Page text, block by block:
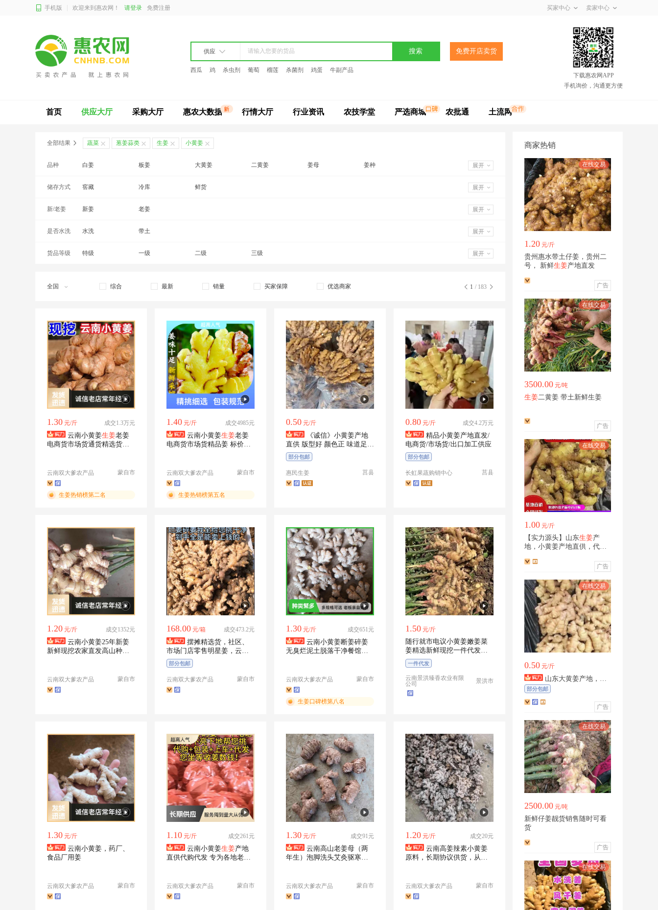
手机版 欢迎来到惠农网！ 请登录 免费注册 买家中心 卖家中心
供应 搜索 免费开店卖货
西瓜 鸡 杀虫剂 葡萄 榴莲 杀菌剂 鸡蛋
牛副产品
下载惠农网APP
手机询价，沟通更方便
首页 供应大厅 采购大厅 惠农大数据 行情大厅 行业资讯 农技学堂 严选商城 农批通 土流网
全部结果 蔬菜 葱姜蒜类 生姜 小黄姜
品种 白姜 板姜 大黄姜 二黄姜 姜母 姜种
老姜 面姜 肉姜
展开
储存方式 窖藏 冷库 鲜货 展开
新/老姜 新姜 老姜 展开
是否水洗 水洗 带土 展开
货品等级 特级 一级 二级 三级 展开
全国 综合 最新 销量 买家保障 优选商家 1 / 183
1.30 元/斤 成交1.3万元
云南小黄姜生姜老姜
电商货市场货通货精选货。
云南双大爹农产品 蒙自市
生姜热销榜第二名
1.40 元/斤 成交4985元
云南小黄姜生姜老姜
电商货市场货精品姜 标价是
云南双大爹农产品 蒙自市
生姜热销榜第五名
0.50 元/斤
《诚信》小黄姜产地
直供 版型好 颜色正 味道足，
耐储存 真实
部分包邮
惠民生姜 莒县
0.80 元/斤 成交4.2万元
精品小黄姜产地直发/
电商货/市场货/出口加工供应
部分包邮
长虹果蔬购销中心 莒县
1.20 元/斤 成交1352元
云南小黄姜25年新姜
新鲜现挖农家直发高山种植
云南双大爹农产品 蒙自市
168.00 元/箱 成交473.2元
摆摊精选货，社区、
市场门店零售明星姜，云南
靓小黄姜
部分包邮
云南双大爹农产品 蒙自市
1.30 元/斤 成交651元
云南小黄姜断姜碎姜
无臭烂泥土脱落干净餐馆自
云南双大爹农产品 蒙自市
生姜口碑榜第八名
1.50 元/斤
随行就市电议小黄姜嫩姜菜
姜精选新鲜现挖一件代发支
持电商发货
一件代发
云南景洪臻香农业有限
公司
景洪市
1.30 元/斤
云南小黄姜，药厂、
食品厂用姜
云南双大爹农产品 蒙自市
1.10 元/斤 成交261元
云南小黄姜生姜产地
直供代购代发 专为各地老板
云南双大爹农产品 蒙自市
1.30 元/斤 成交91元
云南高山老姜母（两
年生）泡脚洗头艾灸驱寒养
云南双大爹农产品 蒙自市
1.20 元/斤 成交20元
云南高姜辣素小黄姜
原料，长期协议供货，从源
云南双大爹农产品 蒙自市
商家热销
广告
1.20 元/斤
贵州惠水带土仔姜，贵州二
号， 新鲜生姜产地直发
广告
3500.00 元/吨
生姜二黄姜 带土新鲜生姜
广告
1.00 元/斤
【实力源头】山东生姜产
地，小黄姜产地直供，代存
广告
0.50 元/斤
山东大黄姜产地，大
黄姜，小黄姜，姜母，快
部分包邮
广告
2500.00 元/吨
新鲜仔姜靓货销售随时可看
货